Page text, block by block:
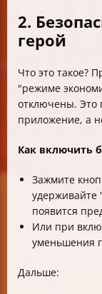
2.
герой
Что это такое?
"режиме
отключены. Это
приложение, а
Как включить
Зажмите
удерживайте
появится
Или при
уменьшения
Дальше: